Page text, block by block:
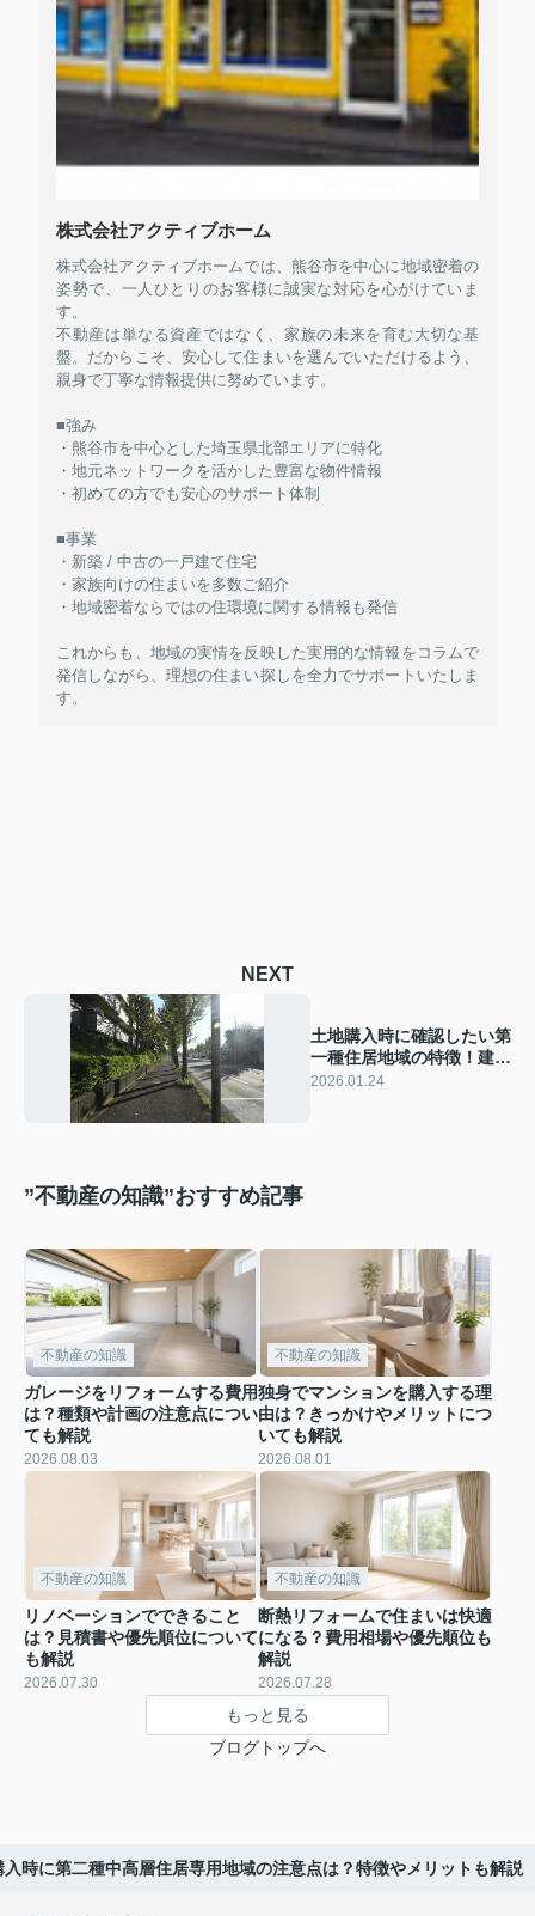
株式会社アクティブホーム
株式会社アクティブホームでは、熊谷市を中心に地域密着の
姿勢で、一人ひとりのお客様に誠実な対応を心がけていま
す。
不動産は単なる資産ではなく、家族の未来を育む大切な基
盤。だからこそ、安心して住まいを選んでいただけるよう、
親身で丁寧な情報提供に努めています。
■強み
・熊谷市を中心とした埼玉県北部エリアに特化
・地元ネットワークを活かした豊富な物件情報
・初めての方でも安心のサポート体制
■事業
・新築 / 中古の一戸建て住宅
・家族向けの住まいを多数ご紹介
・地域密着ならではの住環境に関する情報も発信
これからも、地域の実情を反映した実用的な情報をコラムで
発信しながら、理想の住まい探しを全力でサポートいたしま
す。
NEXT
土地購入時に確認したい第
一種住居地域の特徴！建て
られる建物も解説
2026.01.24
”不動産の知識”おすすめ記事
不動産の知識
ガレージをリフォームする費用
は？種類や計画の注意点につい
ても解説
2026.08.03
不動産の知識
独身でマンションを購入する理
由は？きっかけやメリットにつ
いても解説
2026.08.01
不動産の知識
リノベーションでできること
は？見積書や優先順位について
も解説
2026.07.30
不動産の知識
断熱リフォームで住まいは快適
になる？費用相場や優先順位も
解説
2026.07.28
もっと見る
ブログトップへ
入時に第二種中高層住居専用地域の注意点は？特徴やメリットも解説